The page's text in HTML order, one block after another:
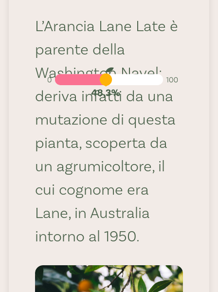
48,3%
Usi e
ricette
L’Arancia Lane Late è
parente della
Washington Navel:
deriva infatti da una
mutazione di questa
pianta, scoperta da
un agrumicoltore, il
cui cognome era
Lane, in Australia
intorno al 1950.